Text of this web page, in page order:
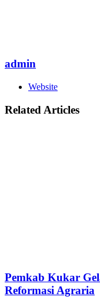
admin
Website
Related Articles
Pemkab Kukar
Reformasi Agraria